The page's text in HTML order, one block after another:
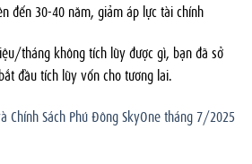
đến 30-40 năm, giảm áp lực tài chính
tháng không tích lũy được gì, bạn đã sở
đầu tích lũy vốn cho tương lai.
Chính Sách Phú Đông SkyOne tháng 7/2025